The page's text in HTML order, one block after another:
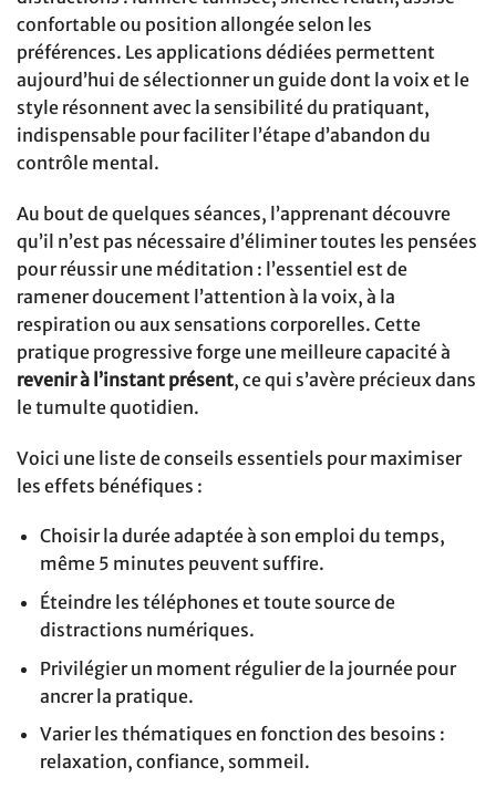
confortable ou position allongée selon les
préférences. Les applications dédiées permettent
aujourd’hui de sélectionner un guide dont la voix et le
style résonnent avec la sensibilité du pratiquant,
indispensable pour faciliter l’étape d’abandon du
contrôle mental.
Au bout de quelques séances, l’apprenant découvre
qu’il n’est pas nécessaire d’éliminer toutes les pensées
pour réussir une méditation : l’essentiel est de
ramener doucement l’attention à la voix, à la
respiration ou aux sensations corporelles. Cette
pratique progressive forge une meilleure capacité à
revenir à l’instant présent, ce qui s’avère précieux dans
le tumulte quotidien.
Voici une liste de conseils essentiels pour maximiser
les effets bénéfiques :
Choisir la durée adaptée à son emploi du temps,
même 5 minutes peuvent suffire.
Éteindre les téléphones et toute source de
distractions numériques.
Privilégier un moment régulier de la journée pour
ancrer la pratique.
Varier les thématiques en fonction des besoins :
relaxation, confiance, sommeil.